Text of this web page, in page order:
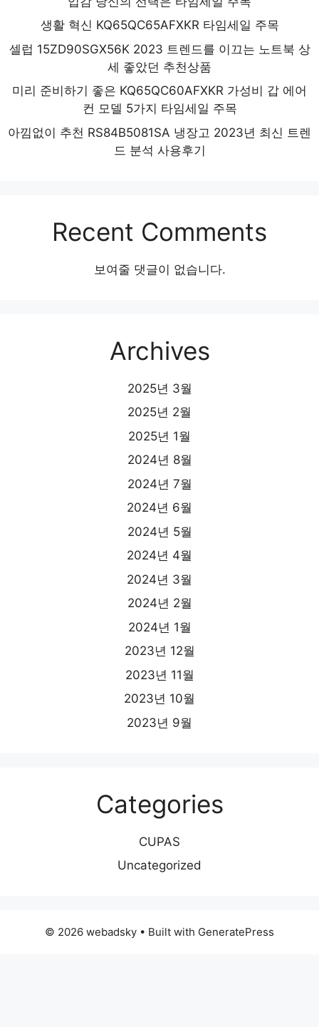
생활 혁신 KQ65QC65AFXKR 타임세일 주목
셀럽 15ZD90SGX56K 2023 트렌드를 이끄는 노트북 상
세 좋았던 추천상품
미리 준비하기 좋은 KQ65QC60AFXKR 가성비 갑 에어
컨 모델 5가지 타임세일 주목
아낌없이 추천 RS84B5081SA 냉장고 2023년 최신 트렌
드 분석 사용후기
Recent Comments
보여줄 댓글이 없습니다.
Archives
2025년 3월
2025년 2월
2025년 1월
2024년 8월
2024년 7월
2024년 6월
2024년 5월
2024년 4월
2024년 3월
2024년 2월
2024년 1월
2023년 12월
2023년 11월
2023년 10월
2023년 9월
Categories
CUPAS
Uncategorized
© 2026 webadsky • Built with GeneratePress